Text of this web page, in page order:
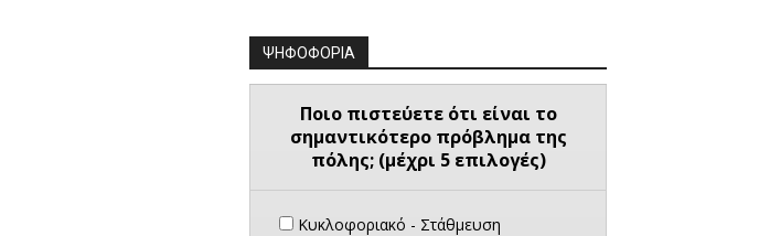
ΨΗΦΟΦΟΡΙΑ
Ποιο πιστεύετε ότι είναι το
σημαντικότερο πρόβλημα της
πόλης; (μέχρι 5 επιλογές)
Κυκλοφοριακό - Στάθμευση